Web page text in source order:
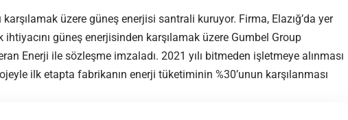
üzere güneş enerjisi santrali kuruyor. Firma, Elazığ’da yer
ihtiyacını güneş enerjisinden karşılamak üzere Gumbel Group
Enerji ile sözleşme imzaladı. 2021 yılı bitmeden işletmeye alınması
ilk etapta fabrikanın enerji tüketiminin %30’unun karşılanması